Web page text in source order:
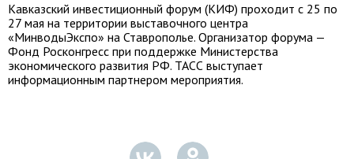
Кавказский инвестиционный форум (КИФ) проходит с 25 по
27 мая на территории выставочного центра
«МинводыЭкспо» на Ставрополье. Организатор форума —
Фонд Росконгресс при поддержке Министерства
экономического развития РФ. ТАСС выступает
информационным партнером мероприятия.